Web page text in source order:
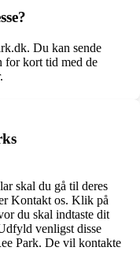
Du kan sende
for kort tid med de
skal du gå til deres
Kontakt os. Klik på
du skal indtaste dit
venligst disse
Park. De vil kontakte